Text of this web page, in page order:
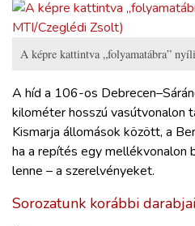
A képre kattintva „folyamatábra”
A híd a 106-os
kilométer hosszú vasútvonalon
Kismarja állomások között, a
ha a repítés egy mellékvonalon
lenne – a szerelvényeket.
Sorozatunk korábbi darabjai